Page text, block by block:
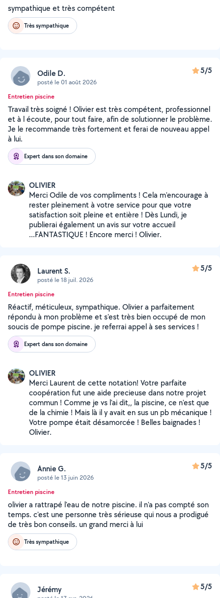
sympathique et très compétent
Très sympathique
Odile D.
posté le 01 août 2026
5/5
Entretien piscine
Travail très soigné ! Olivier est très compétent, professionnel
et à l écoute, pour tout faire, afin de solutionner le problème.
Je le recommande très fortement et ferai de nouveau appel
à lui.
Expert dans son domaine
OLIVIER
Merci Odile de vos compliments ! Cela m'encourage à
rester pleinement à votre service pour que votre
satisfaction soit pleine et entière ! Dès Lundi, je
publierai également un avis sur votre accueil
...FANTASTIQUE ! Encore merci ! Olivier.
Laurent S.
posté le 18 juil. 2026
5/5
Entretien piscine
Réactif, méticuleux, sympathique. Olivier a parfaitement
répondu à mon problème et s'est très bien occupé de mon
soucis de pompe piscine. je referrai appel à ses services !
Expert dans son domaine
OLIVIER
Merci Laurent de cette notation! Votre parfaite
coopération fut une aide precieuse dans notre projet
commun ! Comme je vs l'ai dit,, la piscine, ce n'est que
de la chimie ! Mais là il y avait en sus un pb mécanique !
Votre pompe était désamorcée ! Belles baignades !
Olivier.
Annie G.
posté le 13 juin 2026
5/5
Entretien piscine
olivier a rattrapé l'eau de notre piscine. il n'a pas compté son
temps. c'est une personne très sérieuse qui nous a prodigué
de très bon conseils. un grand merci à lui
Très sympathique
Jérémy 5/5